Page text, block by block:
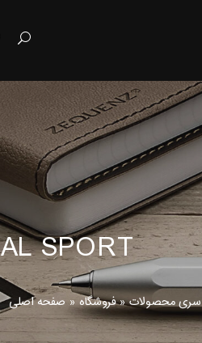
AL SPORT
صفحه اصلی » فروشگاه » سری محصولات